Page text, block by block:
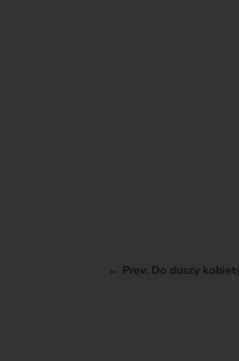
← Prev: Do duszy